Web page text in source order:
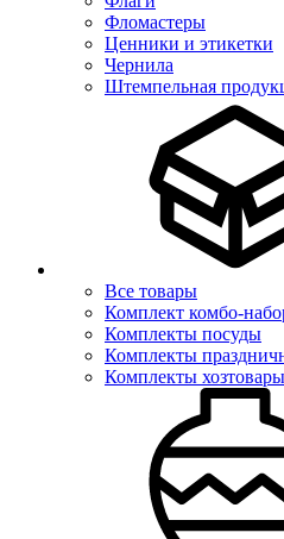
Фломастеры
Ценники и этикетки
Чернила
Штемпельная
Все товары
Комплект комбо-
Комплекты посуды
Комплекты
Комплекты хозтовары